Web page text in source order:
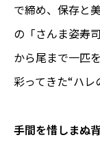
で締め、保存と
の「さんま姿寿
から尾まで一匹
彩ってきた“ハレ
手間を惜しまぬ